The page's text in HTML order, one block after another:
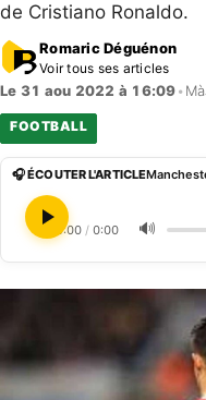
de Cristiano Ronaldo.
Romaric Déguénon
Voir tous ses articles
Le 31 aou 2022 à 16:09•
FOOTBALL
🎧 ÉCOUTER L'ARTICLE
0:00 / 0:00 🔊